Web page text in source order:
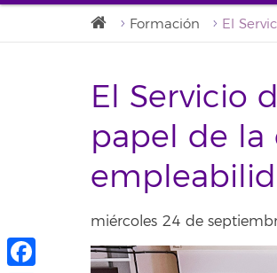
Formación
El Servicio
papel de la
miércoles 24 de